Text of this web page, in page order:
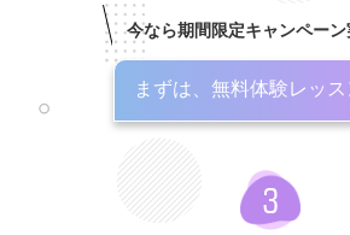
今なら期間限定キャンペーン
まずは、無料体験レッス